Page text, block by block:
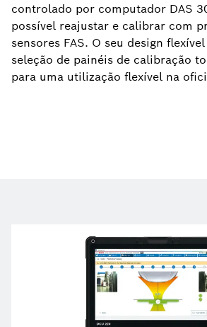
controlado por computador DAS
possível reajustar e calibrar com
sensores FAS. O seu design
seleção de painéis de calibração
para uma utilização flexível na